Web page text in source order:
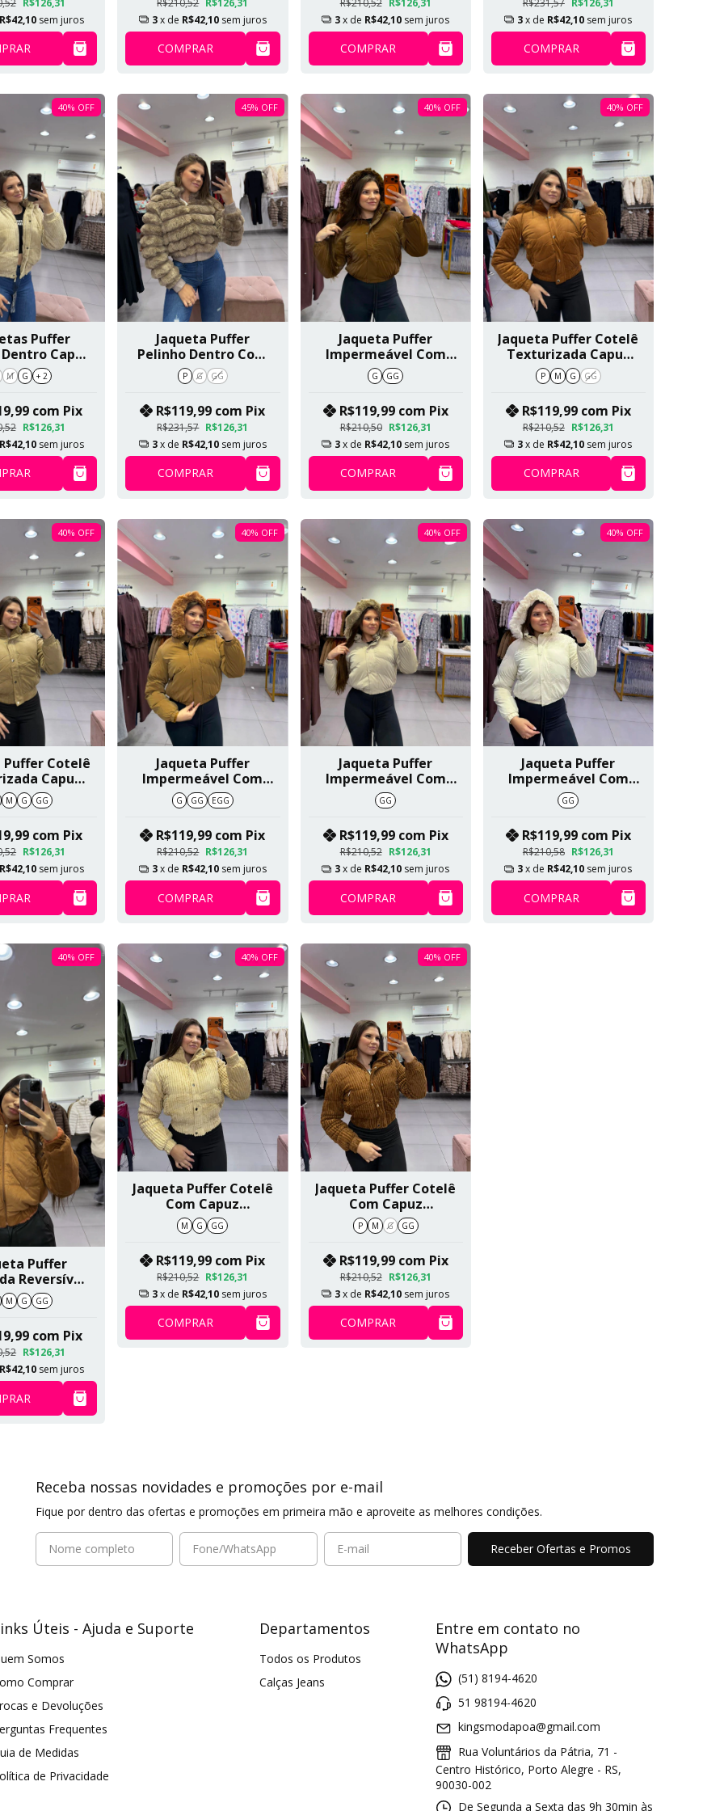
R$42,10 sem juros 3x de R$42,10 sem juros
COMPRAR
3x de R$42,10 sem juros
COMPRAR
3x de R$42,10 sem juros
COMPRAR
40% OFF
Puffer
Capuz
Bege SKU
168
M G + 2
R$126,31
com Pix
R$42,10 sem juros
45% OFF
Jaqueta Puffer
Pelinho Dentro Com
Capuz Removível
Bege Claro SKU 171
P G GG
R$231,57 R$126,31
R$119,99 com Pix
3x de R$42,10 sem juros
COMPRAR
40% OFF
Jaqueta Puffer
Impermeável Com
Pelo Dentro E Capuz
Removível Marrom
G GG
R$210,50 R$126,31
R$119,99 com Pix
3x de R$42,10 sem juros
COMPRAR
40% OFF
Jaqueta Puffer Cotelê
Texturizada Capuz
Removível Marrom
SKU 359
P M G GG
R$210,52 R$126,31
R$119,99 com Pix
3x de R$42,10 sem juros
COMPRAR
40% OFF
Puffer Cotelê
Capuz
Bege SKU
359
M G GG
R$126,31
com Pix
R$42,10 sem juros
40% OFF
Jaqueta Puffer
Impermeável Com
Pelo Dentro E Capuz
Removível Marrom
G GG EGG
R$210,52 R$126,31
R$119,99 com Pix
3x de R$42,10 sem juros
COMPRAR
40% OFF
Jaqueta Puffer
Impermeável Com
Pelo Dentro E Capuz
Removível Bege
GG
R$210,52 R$126,31
R$119,99 com Pix
3x de R$42,10 sem juros
COMPRAR
40% OFF
Jaqueta Puffer
Impermeável Com
Pelo Dentro E Capuz
Removível Off White
GG
R$210,58 R$126,31
R$119,99 com Pix
3x de R$42,10 sem juros
COMPRAR
40% OFF
Puffer
Reversível
Capuz
Marrom
M G GG
R$126,31
com Pix
R$42,10 sem juros
40% OFF
Jaqueta Puffer Cotelê
Com Capuz
Removível E
Apeliciada Por Dentro
Botão Prata Nude
SKU 358
M G GG
R$210,52 R$126,31
R$119,99 com Pix
3x de R$42,10 sem juros
COMPRAR
40% OFF
Jaqueta Puffer Cotelê
Com Capuz
Removível E
Apeliciada Por Dentro
Botão Prata Marrom
SKU 358
P M G GG
R$210,52 R$126,31
R$119,99 com Pix
3x de R$42,10 sem juros
COMPRAR
Receba nossas novidades e promoções por e-mail
Fique por dentro das ofertas e promoções em primeira mão e aproveite as melhores condições.
Úteis - Ajuda e Suporte
Somos
Comprar
e Devoluções
Frequentes
de Medidas
de Privacidade
Departamentos
Todos os Produtos
Calças Jeans
Entre em contato no
WhatsApp
(51) 8194-4620
51 98194-4620
kingsmodapoa@gmail.com
Rua Voluntários da Pátria, 71 -
Centro Histórico, Porto Alegre - RS,
90030-002
De Segunda a Sexta das 9h 30min às